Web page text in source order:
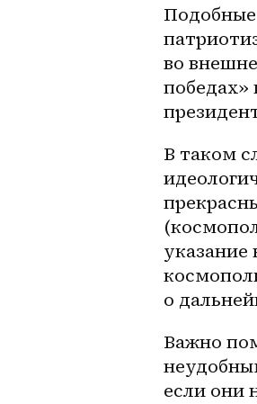
во
победах»
В таком
указание
о
Важно
если они